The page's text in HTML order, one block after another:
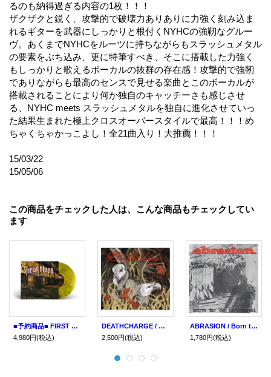
るのも納得過ぎる内容の1枚！！！
ザクザクと鋭く、攻撃的で破壊力ありありに力強く刻み込ま
れるギターを武器にしっかりと根付くNYHCの強靭なグルー
ヴ。あくまでNYHCをルーツに持ちながらもスラッシュメタル
の要素をぶち込み、更に特筆すべき、そこに搭載した力強く
もしっかりと歌えるボーカルの抜群の存在感！攻撃的で強靭
でありながらも最高のセンスで見せる楽曲とこのボーカルが
搭載されることにより何か独自のキャッチーさも感じさせ
る、NYHC meets スラッシュメタルを独自に進化させていっ
た結果生まれた極上クロスオーバースタイルで最高！！！め
ちゃくちゃかっこよし！全21曲入り！大推薦！！！
15/03/22
15/05/06
この商品をチェックした人は、こんな商品もチェックしてい
ます
■予約商品■ FIRST BLOOD / Killafornia -20th anniversary edition- (Lp) Trustkill
4,980円(税込)
DEATHCHARGE / 夭折の愛 -love was born to an early death- (cd) HG fact
2,500円(税込)
ABRASION / Born to be betrayed (cd)(Lp)(tape) Indecision
1,780円(税込)